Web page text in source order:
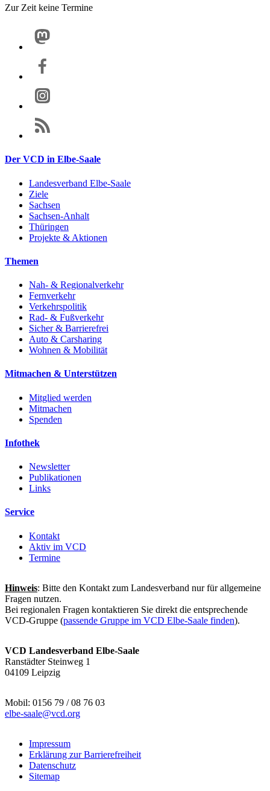
Zur Zeit keine Termine
Der VCD in Elbe-Saale
Landesverband Elbe-Saale
Ziele
Sachsen
Sachsen-Anhalt
Thüringen
Projekte & Aktionen
Themen
Nah- & Regionalverkehr
Fernverkehr
Verkehrspolitik
Rad- & Fußverkehr
Sicher & Barrierefrei
Auto & Carsharing
Wohnen & Mobilität
Mitmachen & Unterstützen
Mitglied werden
Mitmachen
Spenden
Infothek
Newsletter
Publikationen
Links
Service
Kontakt
Aktiv im VCD
Termine
Hinweis: Bitte den Kontakt zum Landesverband nur für allgemeine
Fragen nutzen.
Bei regionalen Fragen kontaktieren Sie direkt die entsprechende
VCD-Gruppe (passende Gruppe im VCD Elbe-Saale finden).
VCD Landesverband Elbe-Saale
Ranstädter Steinweg 1
04109 Leipzig
Mobil: 0156 79 / 08 76 03
elbe-saale@vcd.org
Impressum
Erklärung zur Barrierefreiheit
Datenschutz
Sitemap